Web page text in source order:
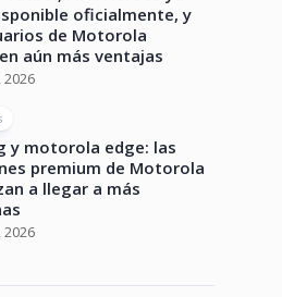
oficialmente, y
de Motorola
aún más ventajas
2026
y motorola edge: las
premium de Motorola
a llegar a más
2026